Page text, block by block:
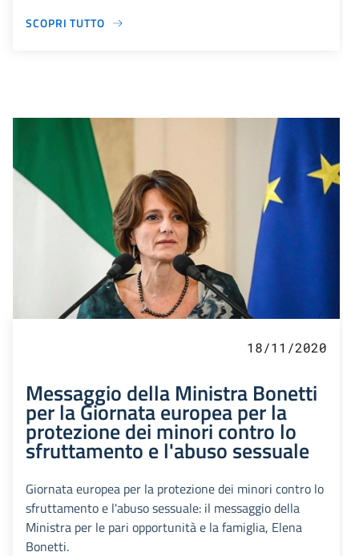
SCOPRI TUTTO
18/11/2020
Messaggio della Ministra Bonetti
per la Giornata europea per la
protezione dei minori contro lo
sfruttamento e l'abuso sessuale
Giornata europea per la protezione dei minori contro lo
sfruttamento e l'abuso sessuale: il messaggio della
Ministra per le pari opportunità e la famiglia, Elena
Bonetti.